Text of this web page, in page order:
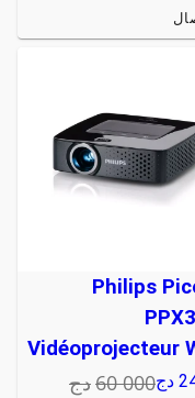
Philips
Vidéoprojecteur
دج60 000دج